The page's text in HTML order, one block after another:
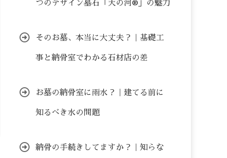
つのデザイン墓石「天の河®」の魅力
そのお墓、本当に大丈夫？｜基礎工
事と納骨室でわかる石材店の差
お墓の納骨室に雨水？｜建てる前に
知るべき水の問題
納骨の手続きしてますか？｜知らな